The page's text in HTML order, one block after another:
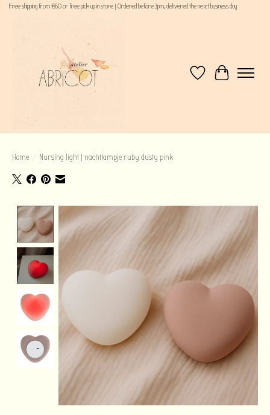
Free shipping from €60 or free pick up in store | Ordered before 3pm, delivered the next business day
VerlanglijstWinkelwagen
Home / Nursing light | nachtlampje ruby dusty pink
Product image slideshow Items